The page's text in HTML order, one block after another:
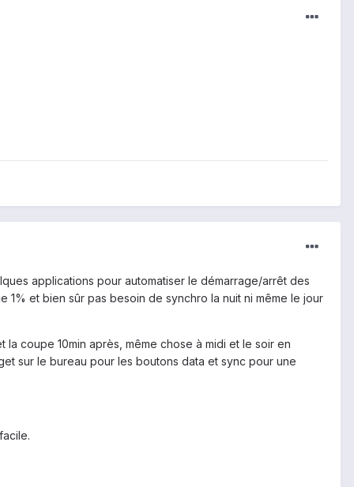
applications pour automatiser le démarrage/arrêt des
et bien sûr pas besoin de synchro la nuit ni même le jour
coupe 10min après, même chose à midi et le soir en
sur le bureau pour les boutons data et sync pour une